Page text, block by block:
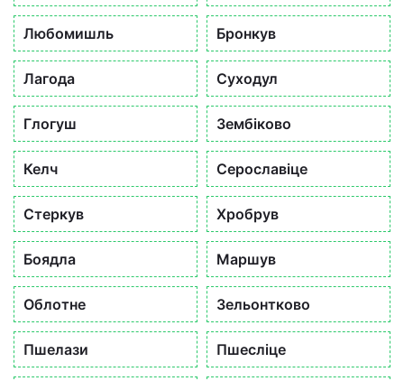
Любомишль Бронкув
Лагода Суходул
Глогуш Зембіково
Келч Серославіце
Стеркув Хробрув
Боядла Маршув
Облотне Зельонтково
Пшелази Пшесліце